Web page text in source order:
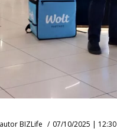
autorBIZLife 07/10/2025 | 12:30